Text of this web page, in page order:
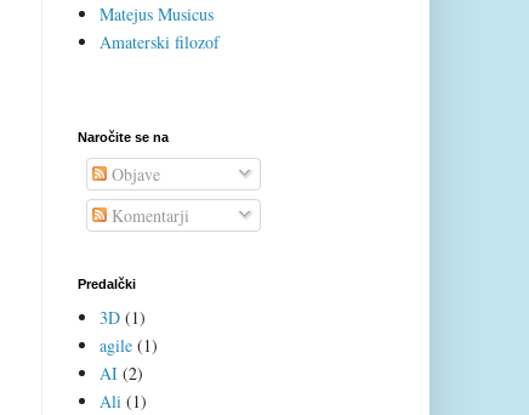
Matejus Musicus
Amaterski filozof
Naročite se na
Objave
Komentarji
Predalčki
3D (1)
agile (1)
AI (2)
Ali (1)